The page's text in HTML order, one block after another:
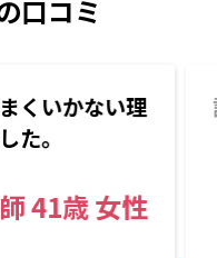
口コミ
くいかない理
た。
41歳女性